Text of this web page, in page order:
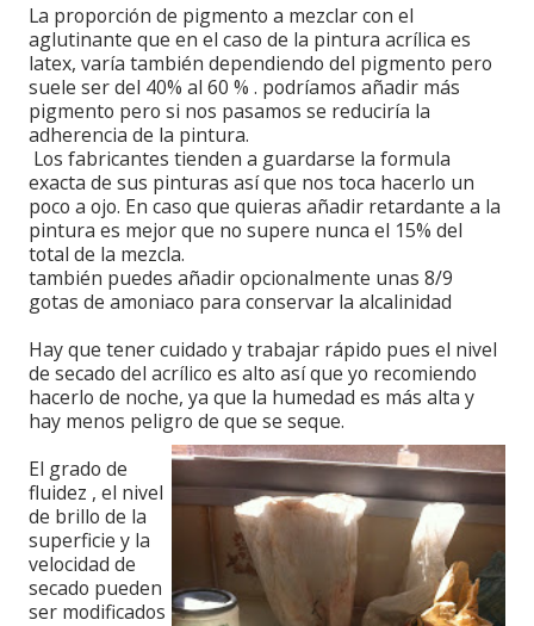
La proporción de pigmento a mezclar con el
aglutinante que en el caso de la pintura acrílica es
latex, varía también dependiendo del pigmento pero
suele ser del 40% al 60 % . podríamos añadir más
pigmento pero si nos pasamos se reduciría la
adherencia de la pintura.
Los fabricantes tienden a guardarse la formula
exacta de sus pinturas así que nos toca hacerlo un
poco a ojo. En caso que quieras añadir retardante a la
pintura es mejor que no supere nunca el 15% del
total de la mezcla.
también puedes añadir opcionalmente unas 8/9
gotas de amoniaco para conservar la alcalinidad
Hay que tener cuidado y trabajar rápido pues el nivel
de secado del acrílico es alto así que yo recomiendo
hacerlo de noche, ya que la humedad es más alta y
hay menos peligro de que se seque.
El grado de
fluidez , el nivel
de brillo de la
superficie y la
velocidad de
secado pueden
ser modificados